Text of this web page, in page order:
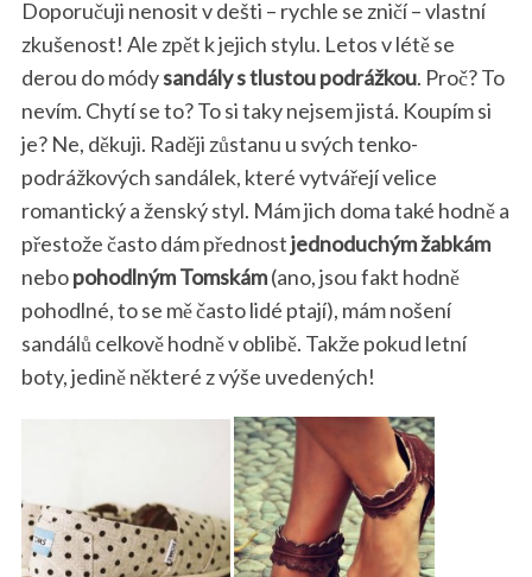
Doporučuji nenosit v dešti – rychle se zničí – vlastní
zkušenost! Ale zpět k jejich stylu. Letos v létě se
derou do módysandály s tlustou podrážkou. Proč? To
nevím. Chytí se to? To si taky nejsem jistá. Koupím si
je? Ne, děkuji. Raději zůstanu u svých tenko-
podrážkových sandálek, které vytvářejí velice
romantický a ženský styl. Mám jich doma také hodně a
přestože často dám přednostjednoduchým žabkám
nebopohodlným Tomskám(ano, jsou fakt hodně
pohodlné, to se mě často lidé ptají), mám nošení
sandálů celkově hodně v oblibě. Takže pokud letní
boty, jedině některé z výše uvedených!